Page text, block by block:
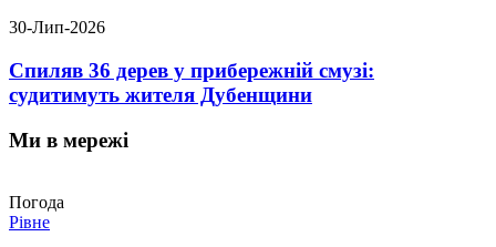
30-Лип-2026
Спиляв 36 дерев у прибережній смузі:
судитимуть жителя Дубенщини
Ми в мережі
Погода
Рівне